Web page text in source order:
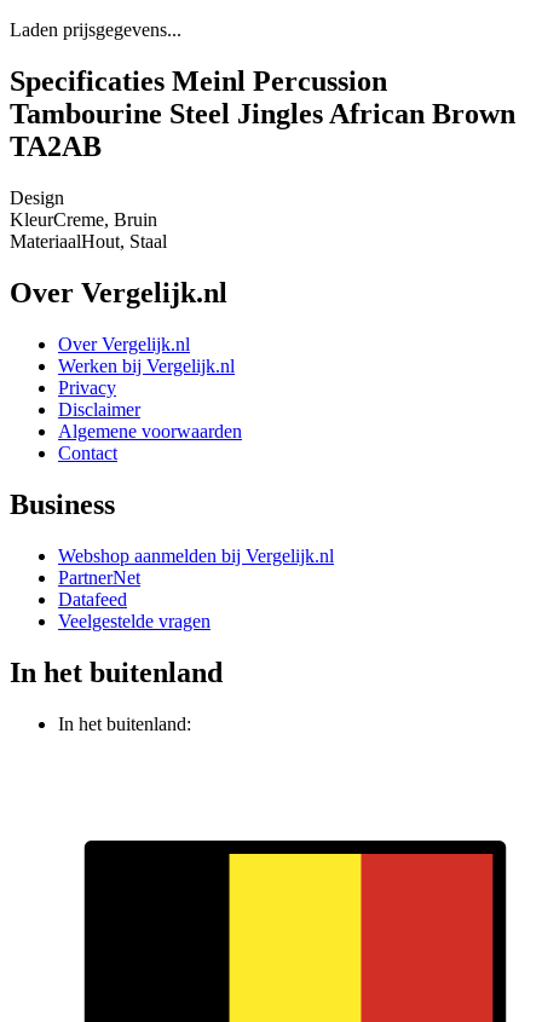
Laden prijsgegevens...
Specificaties Meinl Percussion
Tambourine Steel Jingles African Brown
TA2AB
Design
KleurCreme, Bruin
MateriaalHout, Staal
Over Vergelijk.nl
Over Vergelijk.nl
Werken bij Vergelijk.nl
Privacy
Disclaimer
Algemene voorwaarden
Contact
Business
Webshop aanmelden bij Vergelijk.nl
PartnerNet
Datafeed
Veelgestelde vragen
In het buitenland
In het buitenland: